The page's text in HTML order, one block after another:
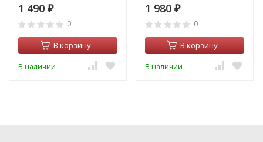
белый (a034065)
1 490 ₽
0
В корзину
В наличии
(a034066)
1 980 ₽
0
В корзину
В наличии